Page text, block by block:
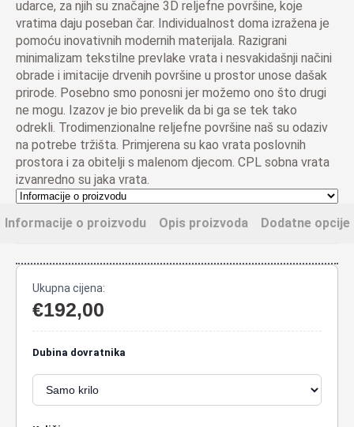
od
€192,00
do
€477,00
udarce, za njih su značajne 3D reljefne površine, koje
vratima daju poseban čar. Individualnost doma izražena je
pomoću inovativnih modernih materijala. Razigrani
minimalizam tekstilne prevlake vrata i nesvakidašnji načini
obrade i imitacije drvenih površine u prostor unose dašak
prirode. Posebno smo ponosni jer možemo ono što drugi
ne mogu. Izazov je bio prevelik da bi ga se tek tako
odrekli. Trodimenzionalne reljefne površine naš su odaziv
na potrebe tržišta. Primjerena su kao vrata poslovnih
prostora i za obitelji s malenom djecom CPL sobna vrata
izvanredno su jaka vrata.
Informacije o proizvodu Opis proizvoda Dodatne opcije
Ukupna cijena:
€192,00
Dubina dovratnika